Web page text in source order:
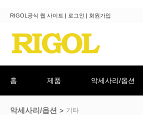
RIGOL공식 웹 사이트 | 로그인 | 회원가입
홈 제품 악세사리/옵션
악세사리/옵션 기타